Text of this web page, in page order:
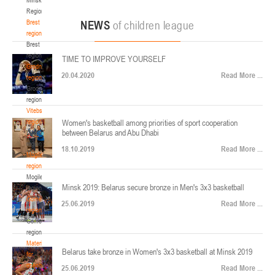
Region
Brest
region
Brest
region
Grodno
region
Grodno
region
Vitebsk
region
Vitebsk
region
Mogilev
region
Mogilev
region
Gomel
region
Gomel
region
Materials
for
coaches
ул. Ленинградская, 4
Минск
Финал четырех – юноши 2014-2015 гг.р., Дивизион 2, 22-24 апреля 2026 г., г.
Минск, ул. Стадионная, 3
U-12, девушки
V тур – девушки 2014-2015 гг.р., Дивизион 1, 17-19 апреля 2026 г., г. Гомель,
ул. Б.Хмельницкого, 118а
Минск
Финал 4-х – девушки 2010-2011 гг.р., Дивизион 2, 14-16 апреля 2026 г., г.
Минск, ул. Стадионная, 3
NEWS of children league
TIME TO IMPROVE YOURSELF
20.04.2020 Read More ...
Women's basketball among priorities of sport cooperation
between Belarus and Abu Dhabi
18.10.2019 Read More ...
Minsk 2019: Belarus secure bronze in Men's 3x3 basketball
25.06.2019 Read More ...
Belarus take bronze in Women's 3x3 basketball at Minsk 2019
25.06.2019 Read More ...